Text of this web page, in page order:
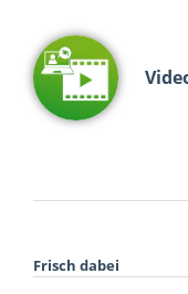
Frisch dabei